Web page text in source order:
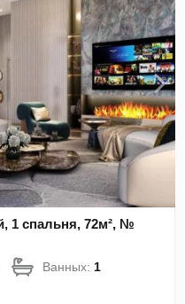
1 спальня, 72м², №
Ванных:1